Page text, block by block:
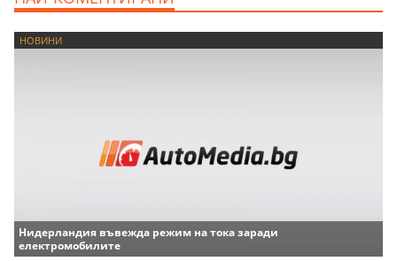
НОВИНИ
Нидерландия въвежда режим на тока заради
електромобилите